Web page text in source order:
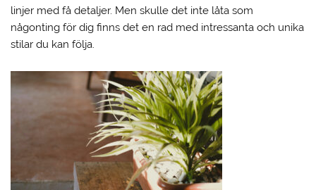
linjer med få detaljer. Men skulle det inte låta som
någonting för dig finns det en rad med intressanta och unika
stilar du kan följa.